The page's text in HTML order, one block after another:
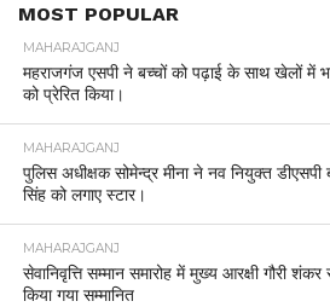
MOST POPULAR
MAHARAJGANJ
महराजगंज एसपी ने बच्चों को पढ़ाई के साथ खेलों में
को प्रेरित किया।
MAHARAJGANJ
पुलिस अधीक्षक सोमेन्द्र मीना ने नव नियुक्त
सिंह को लगाए स्टार।
MAHARAJGANJ
सेवानिवृत्ति सम्मान समारोह में मुख्य आरक्षी गौरी शंकर
किया गया सम्मानित